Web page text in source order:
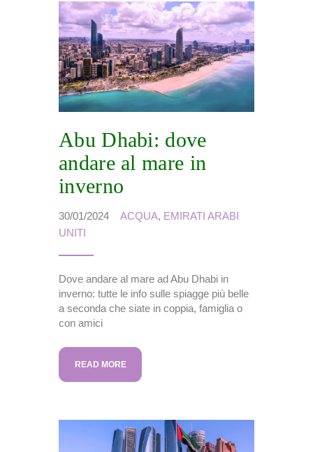
Abu Dhabi: dove
andare al mare in
inverno
30/01/2024 ACQUA, EMIRATI ARABI
UNITI
Dove andare al mare ad Abu Dhabi in
inverno: tutte le info sulle spiagge più belle
a seconda che siate in coppia, famiglia o
con amici
READ MORE